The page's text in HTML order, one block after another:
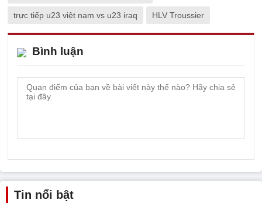
trực tiếp u23 việt nam vs u23 iraq HLV Troussier
Bình luận
Tin nổi bật